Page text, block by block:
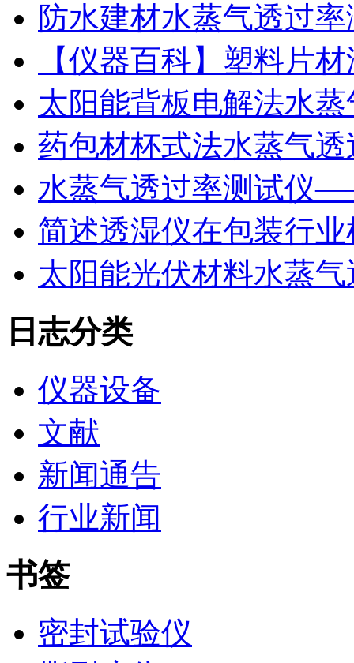
防水建材水蒸气透过
【仪器百科】塑料片
太阳能背板电解法水
药包材杯式法水蒸气
水蒸气透过率测试仪
简述透湿仪在包装行
太阳能光伏材料水蒸
日志分类
仪器设备
文献
新闻通告
行业新闻
书签
密封试验仪